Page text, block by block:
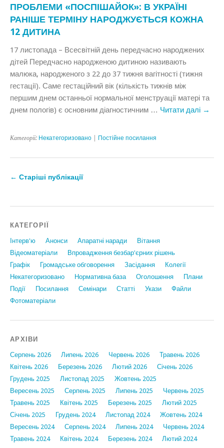
ПРОБЛЕМИ «ПОСПІШАЙОК»: В УКРАЇНІ
РАНІШЕ ТЕРМІНУ НАРОДЖУЄТЬСЯ КОЖНА
12 ДИТИНА
17 листопада – Всесвітній день передчасно народжених
дітей Передчасно народженою дитиною називають
малюка, народженого з 22 до 37 тижня вагітності (тижня
гестації). Саме гестаційний вік (кількість тижнів між
першим днем останньої нормальної менструації матері та
днем пологів) є основним діагностичним … Читати далі →
Категорії: Некатегоризовано Постійне посилання
← Старіші публікації
КАТЕГОРІЇ
Інтерв'ю Анонси Апаратні наради
Вiтання
Відеоматеріали
Впровадження безбар'єрних рішень
Графiк
Громадське обговорення Засідання
Колегії
Некатегоризовано
Нормативна база Оголошення
Плани
Події
Посилання Семінари Статтi Укази
Файли
Фотоматеріали
АРХІВИ
Серпень 2026 Липень 2026 Червень 2026
Травень 2026
Квітень 2026
Березень 2026 Лютий 2026
Січень 2026
Грудень 2025
Листопад 2025
Жовтень 2025
Вересень 2025
Серпень 2025 Липень 2025
Червень 2025
Травень 2025
Квітень 2025 Березень 2025
Лютий 2025
Січень 2025
Грудень 2024 Листопад 2024
Жовтень 2024
Вересень 2024
Серпень 2024 Липень 2024
Червень 2024
Травень 2024
Квітень 2024 Березень 2024
Лютий 2024